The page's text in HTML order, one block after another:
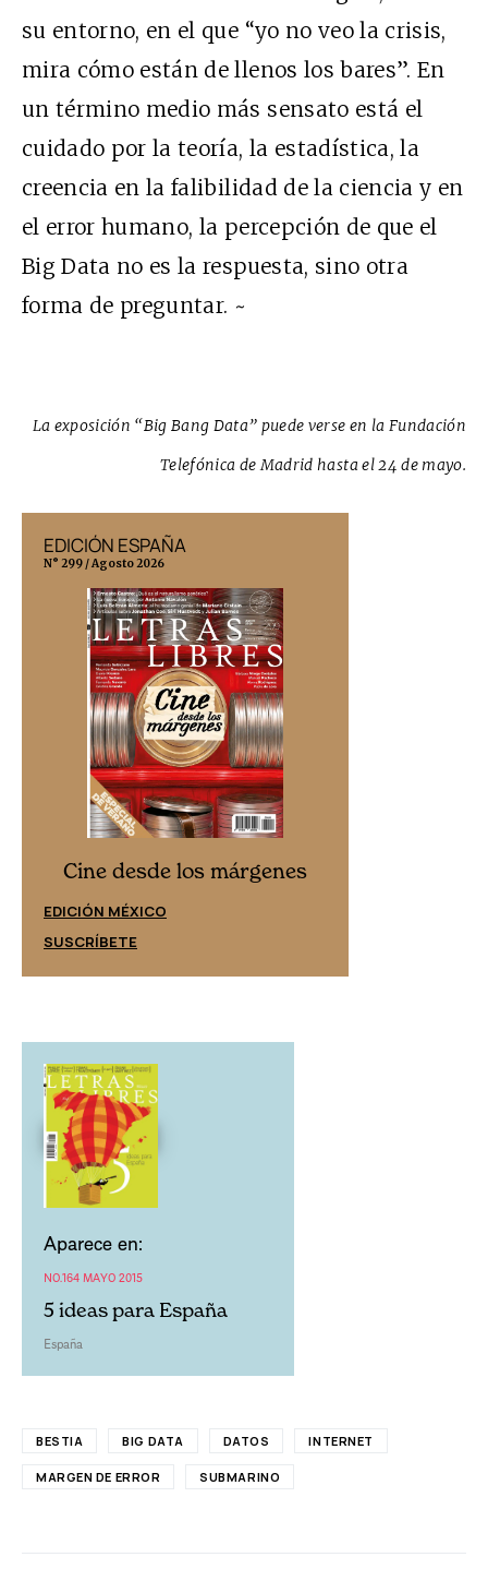
su entorno, en el que “yo no veo la crisis,
mira cómo están de llenos los bares”. En
un término medio más sensato está el
cuidado por la teoría, la estadística, la
creencia en la falibilidad de la ciencia y en
el error humano, la percepción de que el
Big Data no es la respuesta, sino otra
forma de preguntar. ~
La exposición “Big Bang Data” puede verse en la Fundación
Telefónica de Madrid hasta el 24 de mayo.
EDICIÓN ESPAÑA
N° 299 / Agosto 2026
Cine desde los márgenes
EDICIÓN MÉXICO
SUSCRÍBETE
Aparece en:
NO.164 MAYO 2015
5 ideas para España
España
BESTIA BIG DATA DATOS INTERNET
MARGEN DE ERROR SUBMARINO